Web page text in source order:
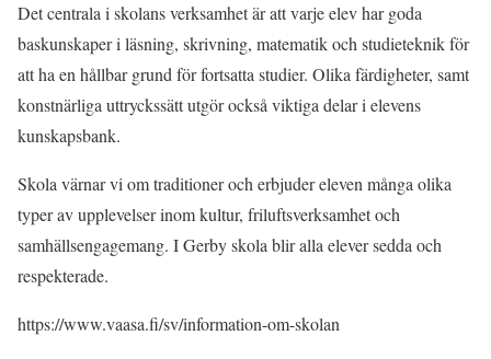
Det centrala i skolans verksamhet är att varje elev har goda
baskunskaper i läsning, skrivning, matematik och studieteknik för
att ha en hållbar grund för fortsatta studier. Olika färdigheter, samt
konstnärliga uttryckssätt utgör också viktiga delar i elevens
kunskapsbank.
Skola värnar vi om traditioner och erbjuder eleven många olika
typer av upplevelser inom kultur, friluftsverksamhet och
samhällsengagemang. I Gerby skola blir alla elever sedda och
respekterade.
https://www.vaasa.fi/sv/information-om-skolan